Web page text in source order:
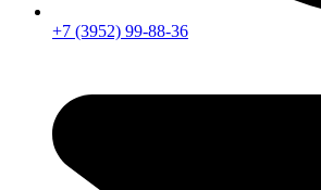
+7 (3952) 99-88-36